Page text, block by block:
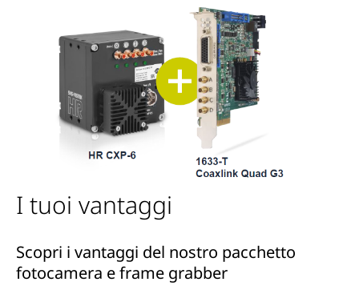
I tuoi vantaggi
Scopri i vantaggi del nostro pacchetto
fotocamera e frame grabber